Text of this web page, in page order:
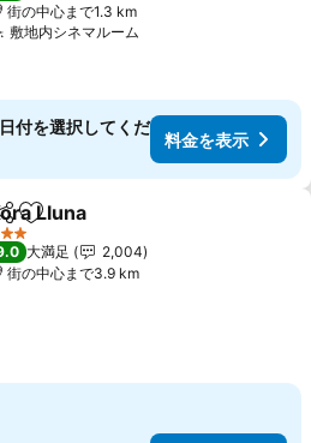
街の中心まで1.3 km
敷地内シネマルーム
付を選択してくだ
料金を表示
ェアお気に入りに追加
Lluna
テルのランク
大満足
2,004
街の中心まで3.9 km